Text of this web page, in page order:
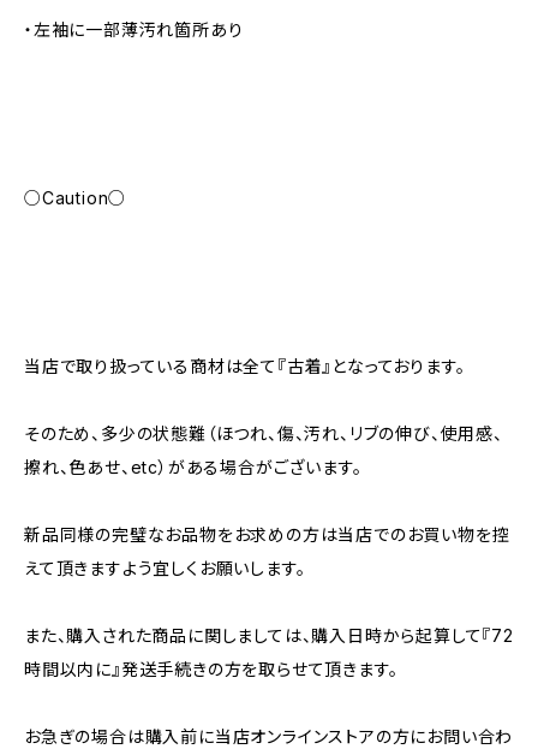
・左袖に一部薄汚れ箇所あり
○Caution○
当店で取り扱っている商材は全て『古着』となっております。
そのため、多少の状態難（ほつれ、傷、汚れ、リブの伸び、使用感、
擦れ、色あせ、etc）がある場合がございます。
新品同様の完璧なお品物をお求めの方は当店でのお買い物を控
えて頂きますよう宜しくお願いします。
また、購入された商品に関しましては、購入日時から起算して『72
時間以内に』発送手続きの方を取らせて頂きます。
お急ぎの場合は購入前に当店オンラインストアの方にお問い合わ